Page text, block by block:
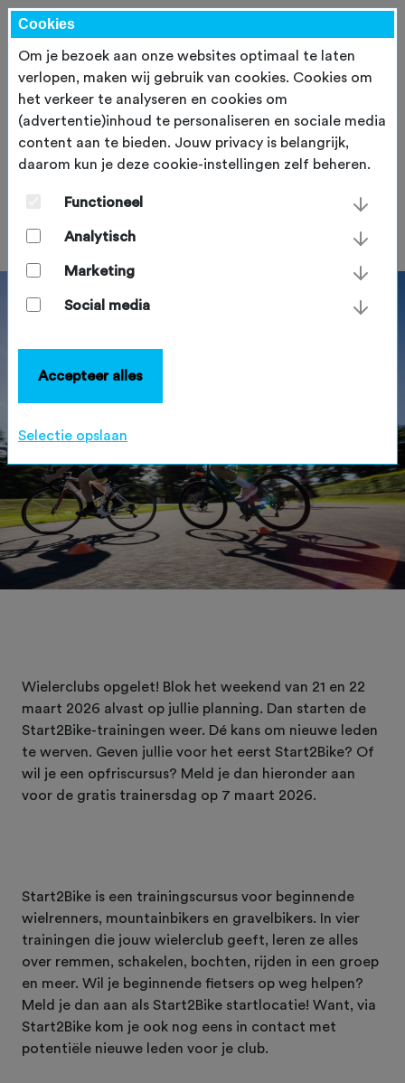
Start2Bike organiseren in 2026
dinsdag 25 november 2025
Wielerclubs opgelet! Blok het weekend van 21 en 22
maart 2026 alvast op jullie planning. Dan starten de
Start2Bike-trainingen weer. Dé kans om nieuwe leden
te werven. Geven jullie voor het eerst Start2Bike? Of
wil je een opfriscursus? Meld je dan hieronder aan
voor de gratis trainersdag op 7 maart 2026.
Start2Bike is een trainingscursus voor beginnende
wielrenners, mountainbikers en gravelbikers. In vier
trainingen die jouw wielerclub geeft, leren ze alles
over remmen, schakelen, bochten, rijden in een groep
en meer. Wil je beginnende fietsers op weg helpen?
Meld je dan aan als Start2Bike startlocatie! Want, via
Start2Bike kom je ook nog eens in contact met
potentiële nieuwe leden voor je club.
Cookies
Om je bezoek aan onze websites optimaal te laten
verlopen, maken wij gebruik van cookies. Cookies om
het verkeer te analyseren en cookies om
(advertentie)inhoud te personaliseren en sociale media
content aan te bieden. Jouw privacy is belangrijk,
daarom kun je deze cookie-instellingen zelf beheren.
Functioneel
Analytisch
Marketing
Social media
Accepteer alles
Selectie opslaan